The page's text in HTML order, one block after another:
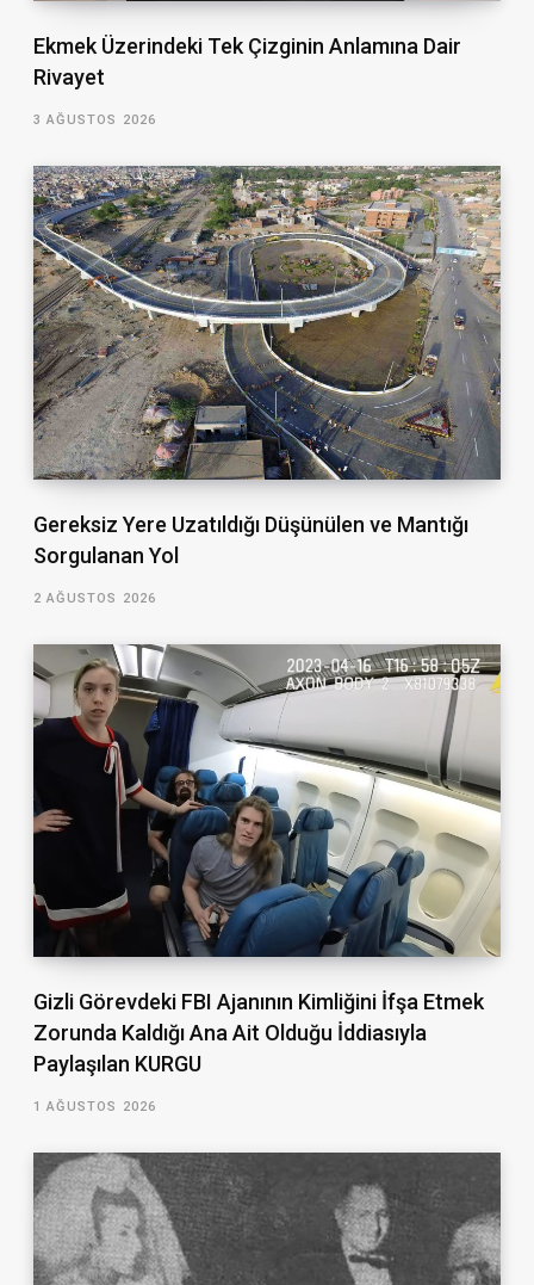
Ekmek Üzerindeki Tek Çizginin Anlamına Dair
Rivayet
3 AĞUSTOS 2026
Gereksiz Yere Uzatıldığı Düşünülen ve Mantığı
Sorgulanan Yol
2 AĞUSTOS 2026
Gizli Görevdeki FBI Ajanının Kimliğini İfşa Etmek
Zorunda Kaldığı Ana Ait Olduğu İddiasıyla
Paylaşılan KURGU
1 AĞUSTOS 2026